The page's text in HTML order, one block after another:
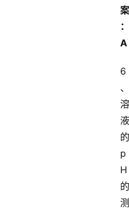
案
：
A
6
、
溶
液
的
p
H
的
测